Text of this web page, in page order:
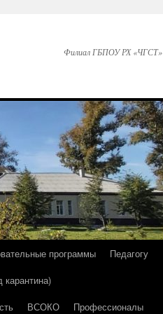
Филиал ГБПОУ РХ «ЧГСТ»
программы
Педагогу
карантина)
ВСОКО
Профессионалы